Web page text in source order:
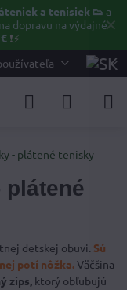
✕
a tenisiek 👟 a
dopravu na výdajné
❗⚡️
- plátené tenisky
plátené
detskej obuvi. Sú
potí nôžka.Väčšina
zips, ktorý obľubujú